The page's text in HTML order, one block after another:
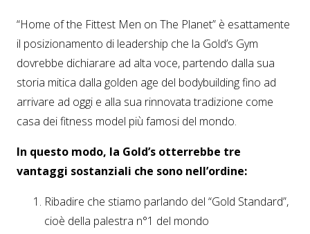
“Home of the Fittest Men on The Planet” è esattamente
il posizionamento di leadership che la Gold’s Gym
dovrebbe dichiarare ad alta voce, partendo dalla sua
storia mitica dalla golden age del bodybuilding fino ad
arrivare ad oggi e alla sua rinnovata tradizione come
casa dei fitness model più famosi del mondo.
In questo modo, la Gold’s otterrebbe tre
vantaggi sostanziali che sono nell’ordine:
Ribadire che stiamo parlando del “Gold Standard”,
cioè della palestra n°1 del mondo